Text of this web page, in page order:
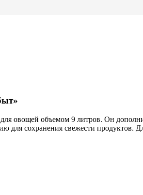
овощей объемом 9 литров. Он
для сохранения свежести продуктов.